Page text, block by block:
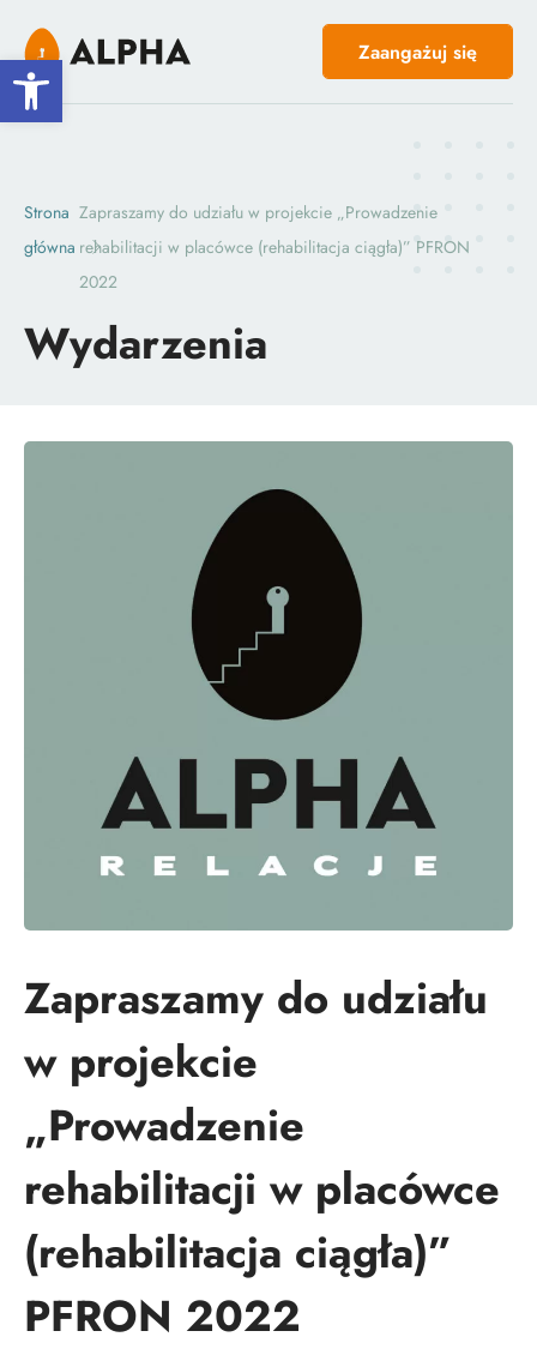
Open toolbar Zaangażuj się
Strona
główna
Zapraszamy do udziału w projekcie „Prowadzenie
rehabilitacji w placówce (rehabilitacja ciągła)” PFRON
2022
Wydarzenia
Zapraszamy do udziału
w projekcie
„Prowadzenie
rehabilitacji w placówce
(rehabilitacja ciągła)”
PFRON 2022